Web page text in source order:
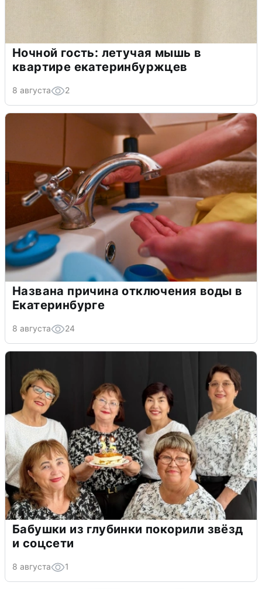
Ночной гость: летучая мышь в
квартире екатеринбуржцев
8 августа 2
Названа причина отключения воды в
Екатеринбурге
8 августа 24
Бабушки из глубинки покорили звёзд
и соцсети
8 августа 1